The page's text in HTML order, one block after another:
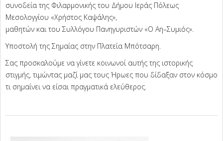
συνοδεία της Φιλαρμονικής του Δήμου Ιεράς Πόλεως
Μεσολογγίου «Χρήστος Καψάλης»,
μαθητών και του Συλλόγου Πανηγυριστών «Ο Αη–Συμιός».
Υποστολή της Σημαίας στην Πλατεία Μπότσαρη.
Σας προσκαλούμε να γίνετε κοινωνοί αυτής της ιστορικής
στιγμής, τιμώντας μαζί μας τους Ήρωες που δίδαξαν στον κόσμο
τι σημαίνει να είσαι πραγματικά ελεύθερος.